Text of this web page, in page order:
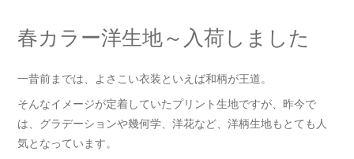
春カラー洋生地～入荷しました
一昔前までは、よさこい衣装といえば和柄が王道。
そんなイメージが定着していたプリント生地ですが、昨今で
は、グラデーションや幾何学、洋花など、洋柄生地もとても人
気となっています。